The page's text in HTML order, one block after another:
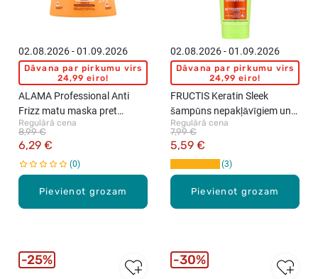
Pievienot grozam
02.08.2026 - 01.09.2026
Dāvana par pirkumu virs
24,99 eiro!
ALAMA Professional Anti
Frizz matu maska pret
pūkošanos, 500ml
Regulārā cena
6,29 €
8,99 €
0
Pievienot grozam
02.08.2026 - 01.09.2026
Dāvana par pirkumu virs
24,99 eiro!
FRUCTIS Keratin Sleek
šampūns nepakļāvīgiem un
sausiem matiem, 200ml
Regulārā cena
5,59 €
7,99 €
3
25% 30%